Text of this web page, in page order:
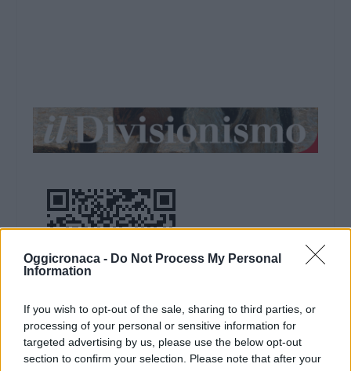
Oggicronaca - Do Not Process My Personal
Information
If you wish to opt-out of the sale, sharing to third parties, or
processing of your personal or sensitive information for
targeted advertising by us, please use the below opt-out
section to confirm your selection. Please note that after your
DOWNLOAD QR 🠋